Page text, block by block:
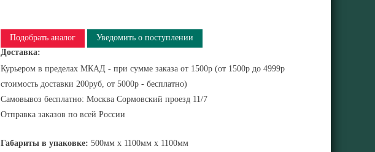
Подобрать аналог
Уведомить о поступлении
Доставка:
Курьером в пределах МКАД - при сумме заказа от 1500р (от 1500р до 4999р
стоимость доставки 200руб, от 5000р - бесплатно)
Самовывоз бесплатно: Москва Сормовский проезд 11/7
Отправка заказов по всей России
Габариты в упаковке: 500мм x 1100мм x 1100мм